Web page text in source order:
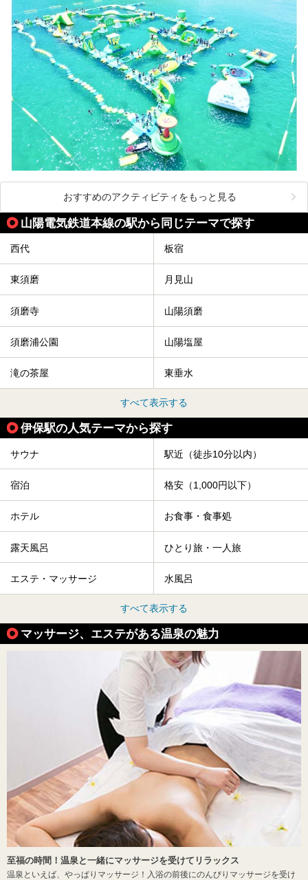
おすすめのアクティビティをもっと見る
山陽電気鉄道本線の駅から同じテーマで探す
西代 板宿
東須磨 月見山
須磨寺 山陽須磨
須磨浦公園 山陽塩屋
滝の茶屋 東垂水
すべて表示する
伊保駅の人気テーマから探す
サウナ 駅近（徒歩10分以内）
宿泊 格安（1,000円以下）
ホテル お食事・食事処
露天風呂 ひとり旅・一人旅
エステ・マッサージ 水風呂
すべて表示する
マッサージ、エステがある温泉の魅力
至福の時間！温泉と一緒にマッサージを受けてリラックス
温泉といえば、やっぱりマッサージ！入浴の前後にのんびりマッサージを受け